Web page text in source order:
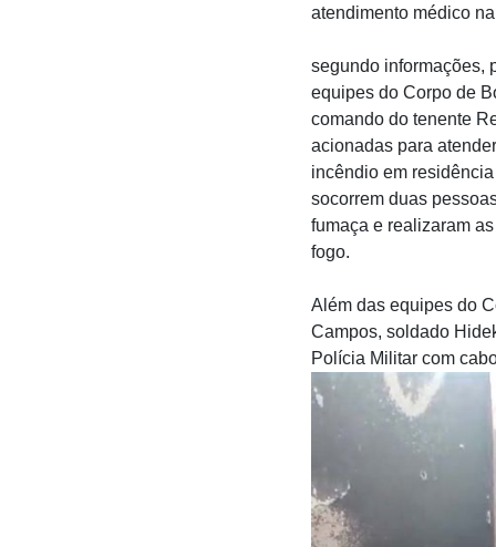
atendimento médico
segundo informações,
equipes do Corpo de
comando do tenente
acionadas para
incêndio em
socorrem duas
fumaça e realizaram
fogo.
Além das equipes do
Campos, soldado
Polícia Militar com